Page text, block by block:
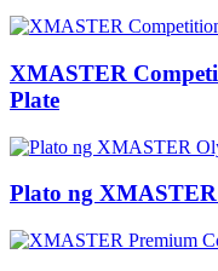
XMASTER
Plate
Plato ng